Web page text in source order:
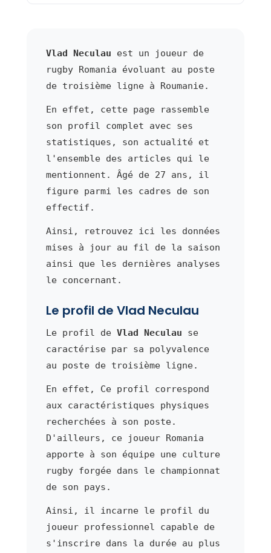
Vlad Neculau est un joueur de
rugby Romania évoluant au poste
de troisième ligne à Roumanie.
En effet, cette page rassemble
son profil complet avec ses
statistiques, son actualité et
l'ensemble des articles qui le
mentionnent. Âgé de 27 ans, il
figure parmi les cadres de son
effectif.
Ainsi, retrouvez ici les données
mises à jour au fil de la saison
ainsi que les dernières analyses
le concernant.
Le profil de Vlad Neculau
Le profil de Vlad Neculau se
caractérise par sa polyvalence
au poste de troisième ligne.
En effet, Ce profil correspond
aux caractéristiques physiques
recherchées à son poste.
D'ailleurs, ce joueur Romania
apporte à son équipe une culture
rugby forgée dans le championnat
de son pays.
Ainsi, il incarne le profil du
joueur professionnel capable de
s'inscrire dans la durée au plus